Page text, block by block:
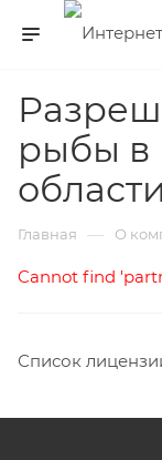
рыбы в
области
Главная — О
Cannot find
Список